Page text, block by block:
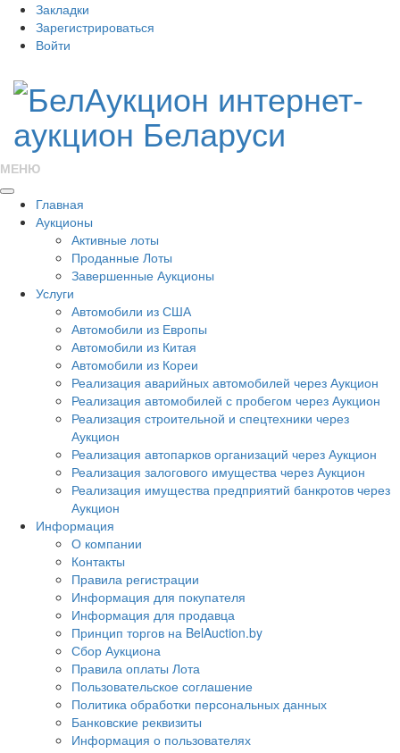
Закладки
Зарегистрироваться
Войти
МЕНЮ
Главная
Аукционы
Активные лоты
Проданные Лоты
Завершенные Аукционы
Услуги
Автомобили из США
Автомобили из Европы
Автомобили из Китая
Автомобили из Кореи
Реализация аварийных автомобилей через Аукцион
Реализация автомобилей с пробегом через Аукцион
Реализация строительной и спецтехники через
Аукцион
Реализация автопарков организаций через Аукцион
Реализация залогового имущества через Аукцион
Реализация имущества предприятий банкротов через
Аукцион
Информация
О компании
Контакты
Правила регистрации
Информация для покупателя
Информация для продавца
Принцип торгов на BelAuction.by
Сбор Аукциона
Правила оплаты Лота
Пользовательское соглашение
Политика обработки персональных данных
Банковские реквизиты
Информация о пользователях